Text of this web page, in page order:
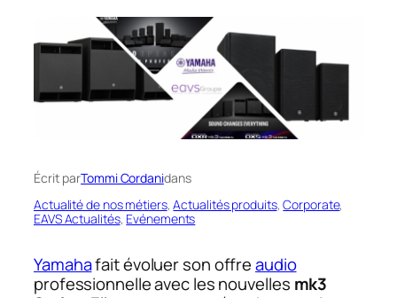
Écrit parTommi Cordanidans
Actualité de nos métiers, Actualités produits, Corporate
EAVS Actualités, Evénements
Yamahafait évoluer son offreaudio
professionnelle avec les nouvelles mk3